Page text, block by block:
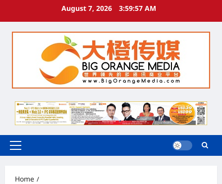
August 7, 2026 3:59:58 AM
Primary
Home